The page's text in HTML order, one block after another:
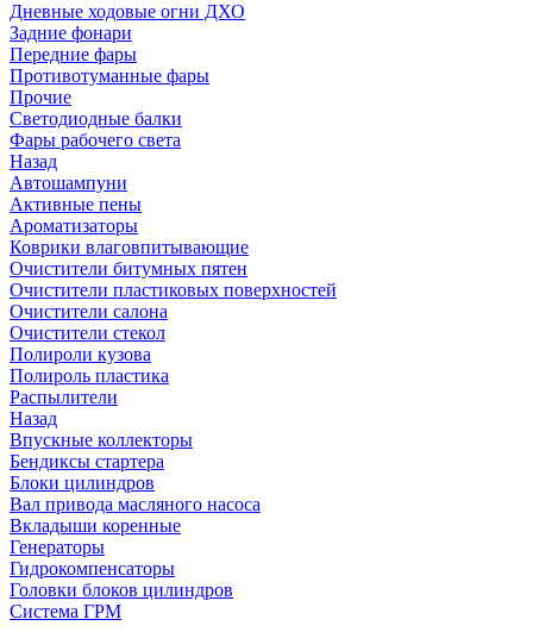
Дневные ходовые огни ДХО
Задние фонари
Передние фары
Противотуманные фары
Прочие
Светодиодные балки
Фары рабочего света
Назад
Автошампуни
Активные пены
Ароматизаторы
Коврики влаговпитывающие
Очистители битумных пятен
Очистители пластиковых поверхностей
Очистители салона
Очистители стекол
Полироли кузова
Полироль пластика
Распылители
Назад
Впускные коллекторы
Бендиксы стартера
Блоки цилиндров
Вал привода масляного насоса
Вкладыши коренные
Генераторы
Гидрокомпенсаторы
Головки блоков цилиндров
Система ГРМ